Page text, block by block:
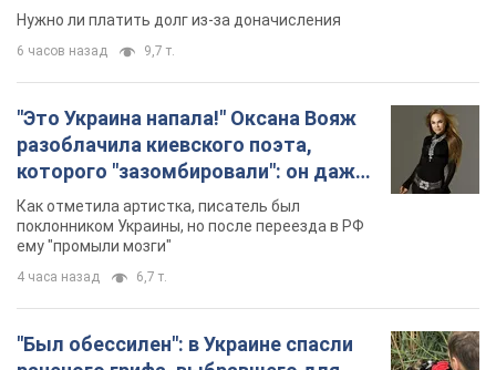
ему "промыли мозги"
4 часа назад 6,7 т.
"Был обессилен": в Украине спасли
раненого грифа, выбравшего для
себя нетипичный маршрут. Фото
Пострадавшую птицу обнаружили на границе
Киевской и Черкасской областей